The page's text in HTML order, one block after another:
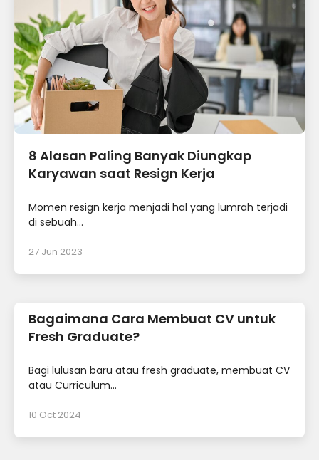
8 Alasan Paling Banyak Diungkap
Karyawan saat Resign Kerja
Momen resign kerja menjadi hal yang lumrah terjadi
di sebuah...
27 Jun 2023
Bagaimana Cara Membuat CV untuk
Fresh Graduate?
Bagi lulusan baru atau fresh graduate, membuat CV
atau Curriculum...
10 Oct 2024